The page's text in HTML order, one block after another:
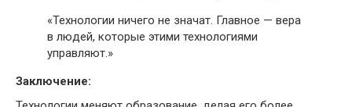
«Технологии ничего не значат. Главное — вера
в людей, которые этими технологиями
управляют.»
Заключение: